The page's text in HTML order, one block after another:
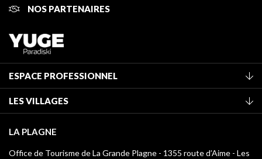
NOS PARTENAIRES
ESPACE PROFESSIONNEL
Classement des meublés
Taxe de séjour
Médiathèque
LES VILLAGES
Champagny-en-Vanoise
Montchavin - Les Coches
LA PLAGNE
Office de Tourisme de La Grande Plagne - 1355 route d’Aime - Les